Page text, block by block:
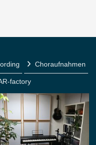
Choraufnahmen
factory